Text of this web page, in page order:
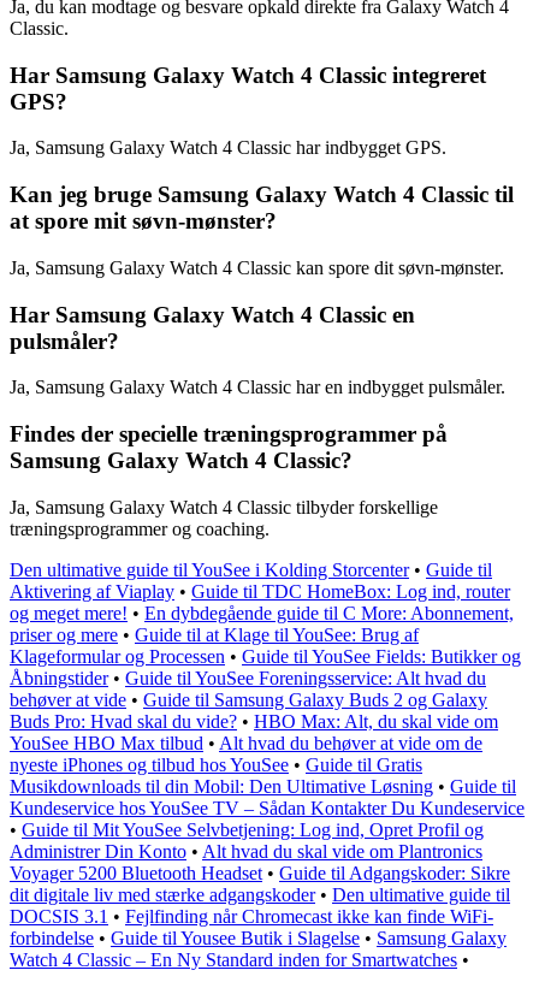
Ja, du kan modtage og besvare opkald direkte fra Galaxy Watch 4
Classic.
Har Samsung Galaxy Watch 4 Classic integreret
GPS?
Ja, Samsung Galaxy Watch 4 Classic har indbygget GPS.
Kan jeg bruge Samsung Galaxy Watch 4 Classic til
at spore mit søvn-mønster?
Ja, Samsung Galaxy Watch 4 Classic kan spore dit søvn-mønster.
Har Samsung Galaxy Watch 4 Classic en
pulsmåler?
Ja, Samsung Galaxy Watch 4 Classic har en indbygget pulsmåler.
Findes der specielle træningsprogrammer på
Samsung Galaxy Watch 4 Classic?
Ja, Samsung Galaxy Watch 4 Classic tilbyder forskellige
træningsprogrammer og coaching.
Den ultimative guide til YouSee i Kolding Storcenter• Guide til
Aktivering af Viaplay • Guide til TDC HomeBox: Log ind, router
og meget mere! • En dybdegående guide til C More: Abonnement,
priser og mere • Guide til at Klage til YouSee: Brug af
Klageformular og Processen • Guide til YouSee Fields: Butikker og
Åbningstider• Guide til YouSee Foreningsservice: Alt hvad du
behøver at vide • Guide til Samsung Galaxy Buds 2 og Galaxy
Buds Pro: Hvad skal du vide? • HBO Max: Alt, du skal vide om
YouSee HBO Max tilbud • Alt hvad du behøver at vide om de
nyeste iPhones og tilbud hos YouSee • Guide til Gratis
Musikdownloads til din Mobil: Den Ultimative Løsning • Guide til
Kundeservice hos YouSee TV – Sådan Kontakter Du Kundeservice
• Guide til Mit YouSee Selvbetjening: Log ind, Opret Profil og
Administrer Din Konto • Alt hvad du skal vide om Plantronics
Voyager 5200 Bluetooth Headset • Guide til Adgangskoder: Sikre
dit digitale liv med stærke adgangskoder• Den ultimative guide til
DOCSIS 3.1 • Fejlfinding når Chromecast ikke kan finde WiFi-
forbindelse • Guide til Yousee Butik i Slagelse • Samsung Galaxy
Watch 4 Classic – En Ny Standard inden for Smartwatches •